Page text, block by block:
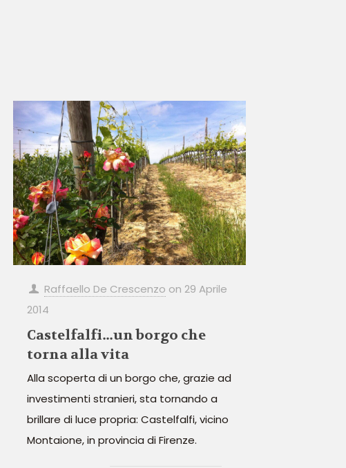
Raffaello De Crescenzo on 29 Aprile
2014
Castelfalfi…un borgo che
torna alla vita
Alla scoperta di un borgo che, grazie ad
investimenti stranieri, sta tornando a
brillare di luce propria: Castelfalfi, vicino
Montaione, in provincia di Firenze.